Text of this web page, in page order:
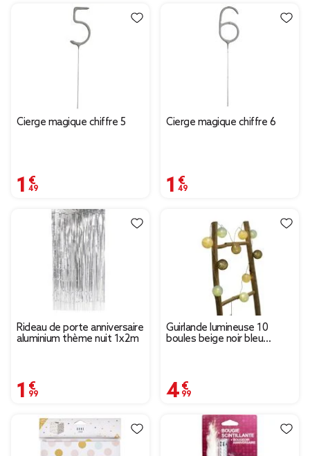
Cierge magique chiffre 5
1,49 €
Cierge magique chiffre 6
1,49 €
Rideau de porte anniversaire
aluminium thème nuit 1x2m
1,99 €
Guirlande lumineuse 10
boules beige noir bleu
4,99 €